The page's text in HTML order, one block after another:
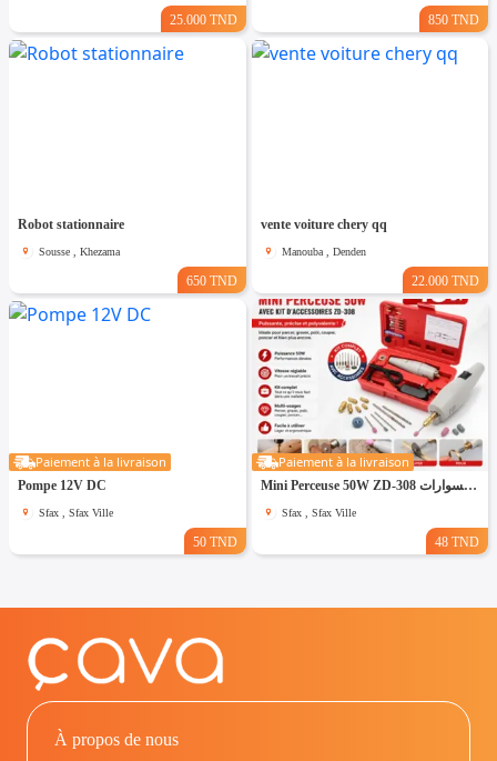
25.000 TND 850 TND
Robot stationnaire
Sousse , Khezama
650 TND
vente voiture chery qq
Manouba , Denden
22.000 TND
Paiement à la livraison
Pompe 12V DC
Sfax , Sfax Ville
50 TND
Paiement à la livraison
Mini Perceuse 50W ZD-308 مع حقيبة وإكسسوارات
Sfax , Sfax Ville
48 TND
À propos de nous